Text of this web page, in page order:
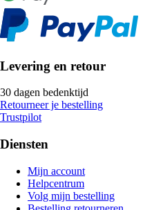
Levering en retour
30 dagen bedenktijd
Retourneer je bestelling
Trustpilot
Diensten
Mijn account
Helpcentrum
Volg mijn bestelling